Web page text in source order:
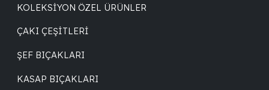
KOLEKSIYON ÖZEL ÜRÜNLER
ÇAKI ÇEŞITLERI
ŞEF BIÇAKLARI
KASAP BIÇAKLARI